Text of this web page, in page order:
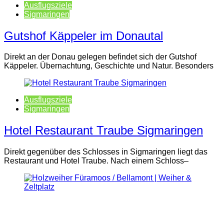
Ausflugsziele
Sigmaringen
Gutshof Käppeler im Donautal
Direkt an der Donau gelegen befindet sich der Gutshof
Käppeler. Übernachtung, Geschichte und Natur. Besonders
Ausflugsziele
Sigmaringen
Hotel Restaurant Traube Sigmaringen
Direkt gegenüber des Schlosses in Sigmaringen liegt das
Restaurant und Hotel Traube. Nach einem Schloss–